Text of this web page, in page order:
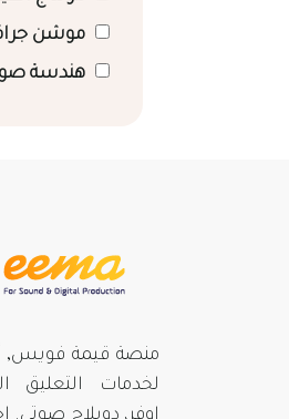
موشن
هندسة
منصة قيمة فويس,
لخدمات التعليق